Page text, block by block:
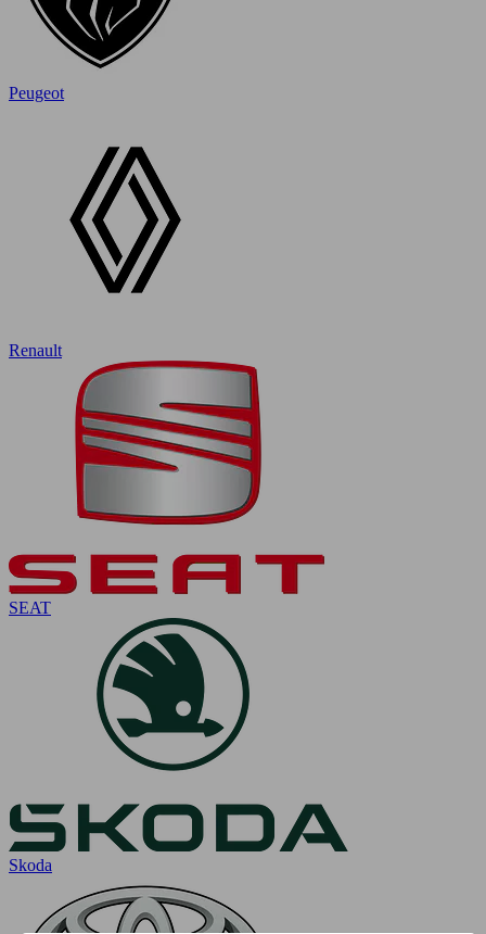
Peugeot
Renault
SEAT
Skoda